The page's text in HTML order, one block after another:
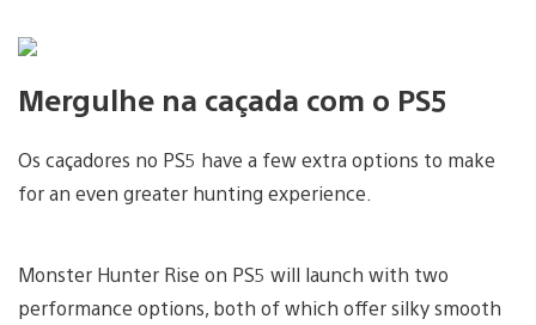
Mergulhe na caçada com o PS5
Os caçadores no PS5 have a few extra options to make
for an even greater hunting experience.
Monster Hunter Rise on PS5 will launch with two
performance options, both of which offer silky smooth